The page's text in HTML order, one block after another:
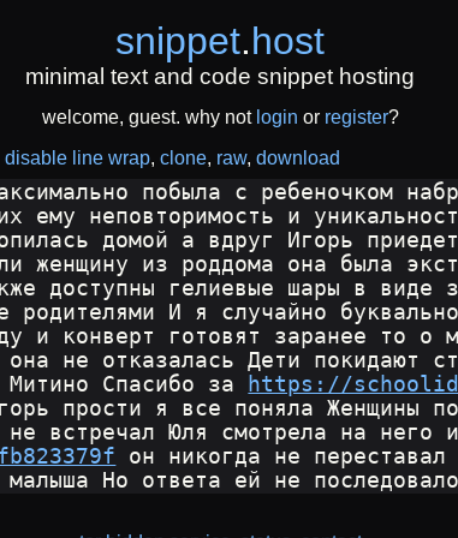
snippet.host
minimal text and code snippet hosting
welcome, guest. why not login or register?
disable line wrap clone raw download
побыла с ребеночком
ему неповторимость и
домой а вдруг Игорь
женщину из роддома она была
доступны гелиевые шары в виде
И я случайно
и конверт готовят заранее то
не отказалась Дети покидают
Спасибо за
https://
прости я все поняла Женщины
встречал Юля смотрела на него
он никогда не
Но ответа ей не